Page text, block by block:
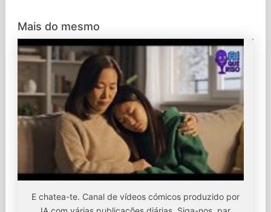
Mais do mesmo
E chatea-te. Canal de vídeos cómicos produzido por